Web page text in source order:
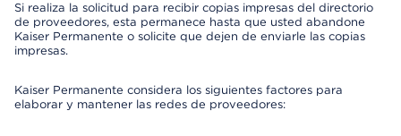
Si realiza la solicitud para recibir copias impresas del directorio
de proveedores, esta permanece hasta que usted abandone
Kaiser Permanente o solicite que dejen de enviarle las copias
impresas.
Kaiser Permanente considera los siguientes factores para
elaborar y mantener las redes de proveedores: